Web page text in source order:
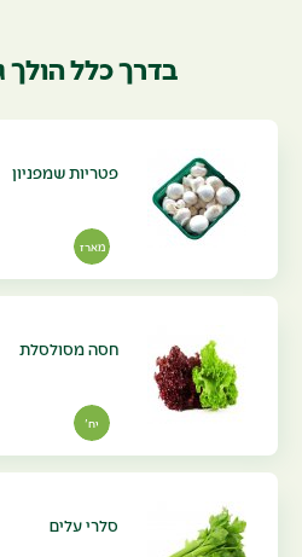
בדרך כלל
פטריות שמפניון
מארז
חסה מסולסלת
יח'
סלרי עלים